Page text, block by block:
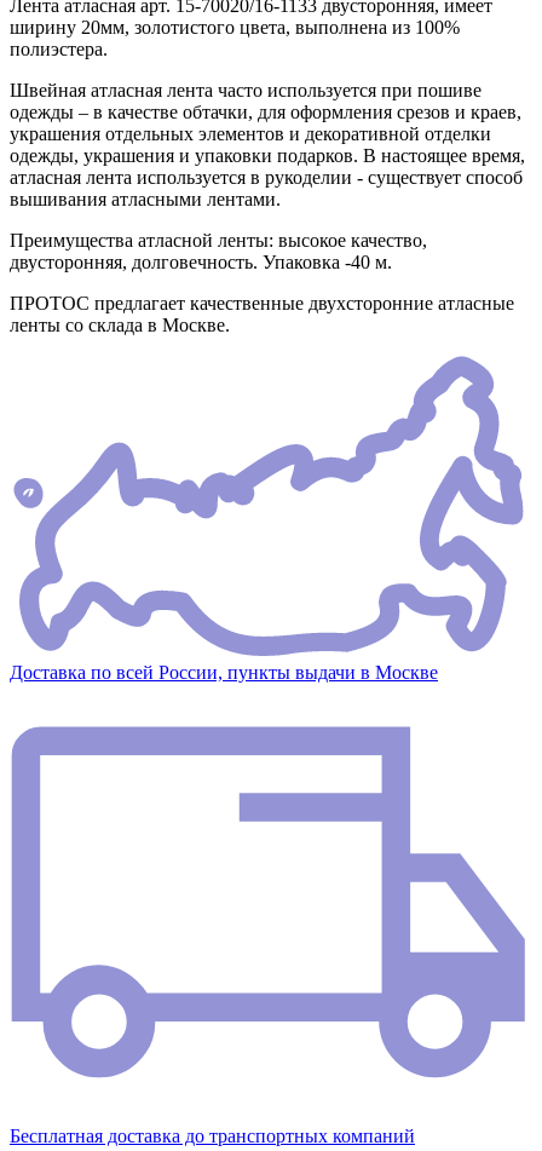
Лента атласная арт. 15-70020/16-1133 двусторонняя, имеет
ширину 20мм, золотистого цвета, выполнена из 100%
полиэстера.
Швейная атласная лента часто используется при пошиве
одежды – в качестве обтачки, для оформления срезов и краев,
украшения отдельных элементов и декоративной отделки
одежды, украшения и упаковки подарков. В настоящее время,
атласная лента используется в рукоделии - существует способ
вышивания атласными лентами.
Преимущества атласной ленты: высокое качество,
двусторонняя, долговечность. Упаковка -40 м.
ПРОТОС предлагает качественные двухсторонние атласные
ленты со склада в Москве.
Доставка по всей России, пункты выдачи в Москве
Бесплатная доставка до транспортных компаний